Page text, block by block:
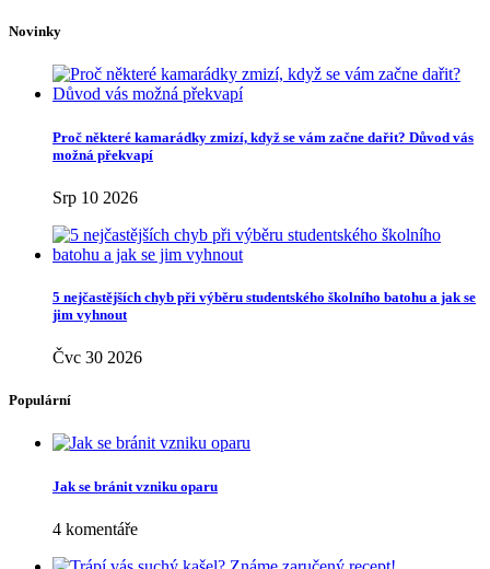
Novinky
Proč některé kamarádky zmizí, když se vám začne dařit? Důvod vás
možná překvapí
Srp 10 2026
5 nejčastějších chyb při výběru studentského školního batohu a jak se
jim vyhnout
Čvc 30 2026
Populární
Jak se bránit vzniku oparu
4 komentáře